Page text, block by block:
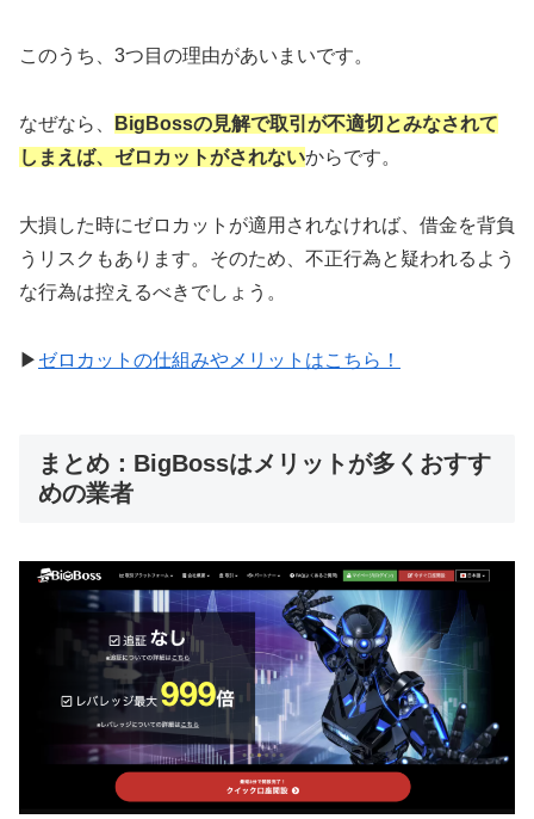
このうち、3つ目の理由があいまいです。
なぜなら、
BigBossの見解で取引が不適切とみなされて
しまえば、ゼロカットがされないからです。
大損した時にゼロカットが適用されなければ、借金を背負
うリスクもあります。そのため、不正行為と疑われるよう
な行為は控えるべきでしょう。
▶ ゼロカットの仕組みやメリットはこちら！
まとめ：BigBossはメリットが多くおすす
めの業者